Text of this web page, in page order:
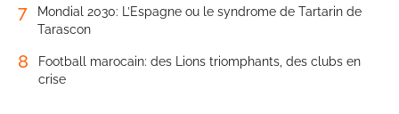
7
Mondial 2030: L’Espagne ou le syndrome de Tartarin de
Tarascon
8
Football marocain: des Lions triomphants, des clubs en
crise